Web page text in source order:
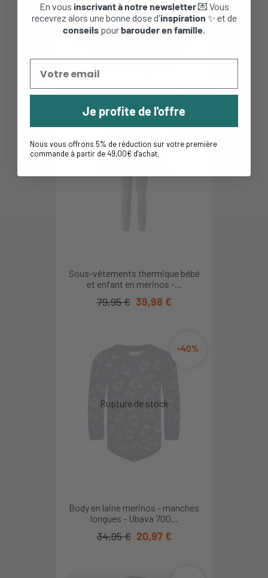
Micro Polaire bébé - Micro D -
39,95 €
Sous-vêtements thermique bébé
et enfant en merinos -...
-50%
79,95 € 39,98 €
Body en laine merinos - manches
longues - Ubava 700...
-40%
34,95 € 20,97 €
En vous inscrivant à notre newsletter💌 Vous
recevrez alors une bonne dose d'inspiration ✨ et de
conseils pourbarouder en famille.
Je profite de l'offre
Nous vous offrons 5% de réduction sur votre première
commande à partir de 49,00€ d'achat.